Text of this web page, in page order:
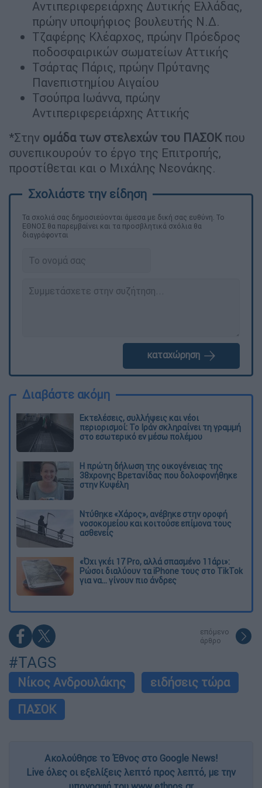
Αντιπεριφερειάρχης Δυτικής Ελλάδας,
πρώην υποψήφιος βουλευτής Ν.Δ.
Τζαφέρης Κλέαρχος, πρώην Πρόεδρος
ποδοσφαιρικών σωματείων Αττικής
Τσάρτας Πάρις, πρώην Πρύτανης
Πανεπιστημίου Αιγαίου
Τσούπρα Ιωάννα, πρώην
Αντιπεριφερειάρχης Αττικής
*Στην ομάδα των στελεχών του ΠΑΣΟΚ που
συνεπικουρούν το έργο της Επιτροπής,
προστίθεται και ο Μιχάλης Νεονάκης.
Τα σχολιά σας δημοσιεύονται άμεσα με δική σας ευθύνη. Το
ΕΘΝΟΣ θα παρεμβαίνει και τα προσβλητικά σχόλια θα
διαγράφονται
καταχώρηση
Διαβάστε ακόμη
Εκτελέσεις, συλλήψεις και νέοι
περιορισμοί: Το Ιράν σκληραίνει τη γραμμή
στο εσωτερικό εν μέσω πολέμου
Η πρώτη δήλωση της οικογένειας της
38χρονης Βρετανίδας που δολοφονήθηκε
στην Κυψέλη
Ντύθηκε «Χάρος», ανέβηκε στην οροφή
νοσοκομείου και κοιτούσε επίμονα τους
ασθενείς
«Όχι γκέι 17 Pro, αλλά σπασμένο 11άρι»:
Ρώσοι διαλύουν τα iPhone τους στο TikTok
για να... γίνουν πιο άνδρες
επόμενο
άρθρο
#TAGS
Νίκος Ανδρουλάκης
ειδήσεις τώρα
ΠΑΣΟΚ
Ακολούθησε το Έθνος στο Google News!
Live όλες οι εξελίξεις λεπτό προς λεπτό, με την